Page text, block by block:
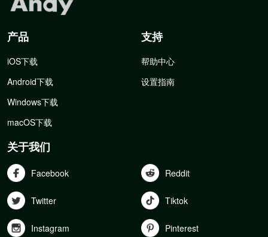
产品
iOS下载
Android下载
Windows下载
macOS下载
支持
帮助中心
设置指南
关于我们
Facebook Reddit
Twitter Tiktok
Instagram Pinterest